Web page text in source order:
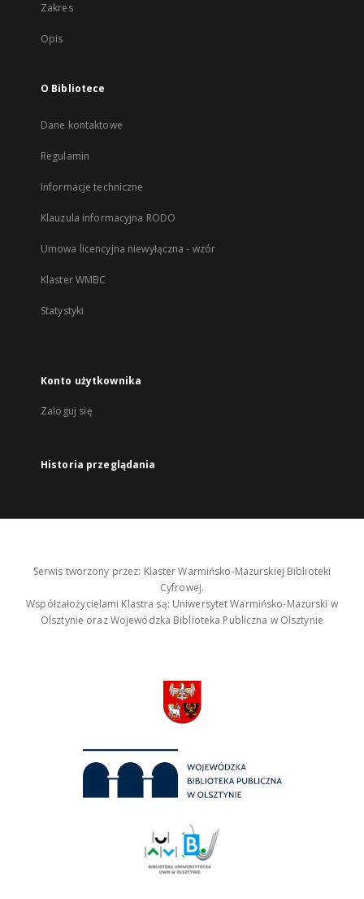
Zakres
Opis
O Bibliotece
Dane kontaktowe
Regulamin
Informacje techniczne
Klauzula informacyjna RODO
Umowa licencyjna niewyłączna - wzór
Klaster WMBC
Statystyki
Konto użytkownika
Zaloguj się
Historia przeglądania
Serwis tworzony przez: Klaster Warmińsko-Mazurskiej Biblioteki
Cyfrowej.
Współzałożycielami Klastra są: Uniwersytet Warmińsko-Mazurski w
Olsztynie oraz Wojewódzka Biblioteka Publiczna w Olsztynie